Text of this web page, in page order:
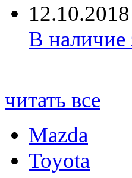
12.10.2018
В наличие
читать все
Mazda
Toyota